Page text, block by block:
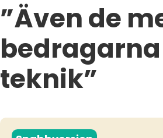
”Även de
teknik”